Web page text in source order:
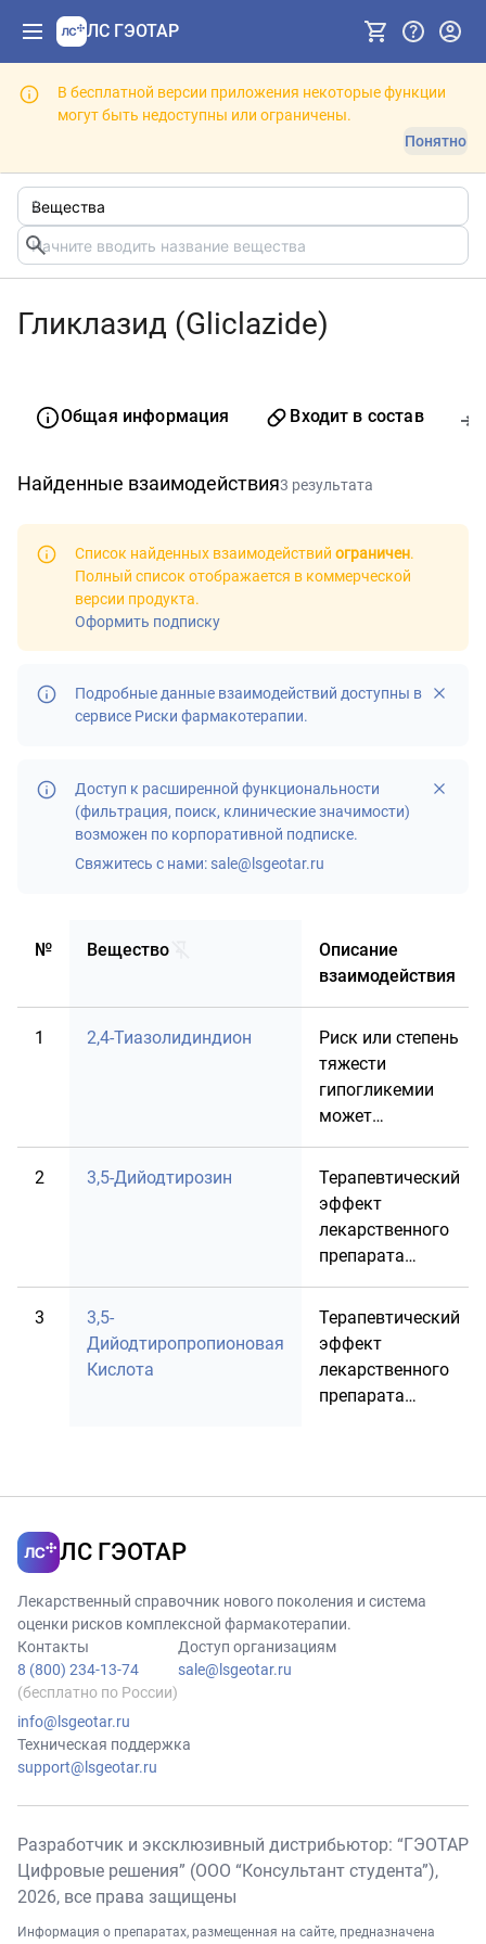
ЛС ГЭОТАР
В бесплатной версии приложения некоторые функции
могут быть недоступны или ограничены.
Понятно
Гликлазид (Gliclazide)
Общая информация Входит в состав
Найденные взаимодействия3 результата
Список найденных взаимодействий ограничен.
Полный список отображается в коммерческой
версии продукта.
Оформить подписку
Подробные данные взаимодействий доступны в
сервисе Риски фармакотерапии.
Доступ к расширенной функциональности
(фильтрация, поиск, клинические значимости)
возможен по корпоративной подписке.
Свяжитесь с нами: sale@lsgeotar.ru
№ Вещество
Описание
взаимодействия
1 2,4-Тиазолидиндион
Риск или степень
тяжести
гипогликемии
может
совместном
назначении
лекарственого
препарата
<Гликлазид> с
препаратом <2,4-
thiazolidinedione>.
2 3,5-Дийодтирозин
Терапевтический
эффект
лекарственного
препарата
может
ослабляться при
совместном
назначении с
лекарственным
3
3,5-
Дийодтиропропионовая
Кислота
Терапевтический
эффект
лекарственного
препарата
совместном
diiodothyropropionic
acid>.
ЛС ГЭОТАР
Лекарственный справочник нового поколения и система
оценки рисков комплексной фармакотерапии.
Контакты
8 (800) 234-13-74
(бесплатно по России)
info@lsgeotar.ru
Доступ организациям
sale@lsgeotar.ru
Техническая поддержка
support@lsgeotar.ru
Разработчик и эксклюзивный дистрибьютор: “ГЭОТАР
Цифровые решения” (ООО “Консультант студента”),
2026, все права защищены
Информация о препаратах, размещенная на сайте, предназначена